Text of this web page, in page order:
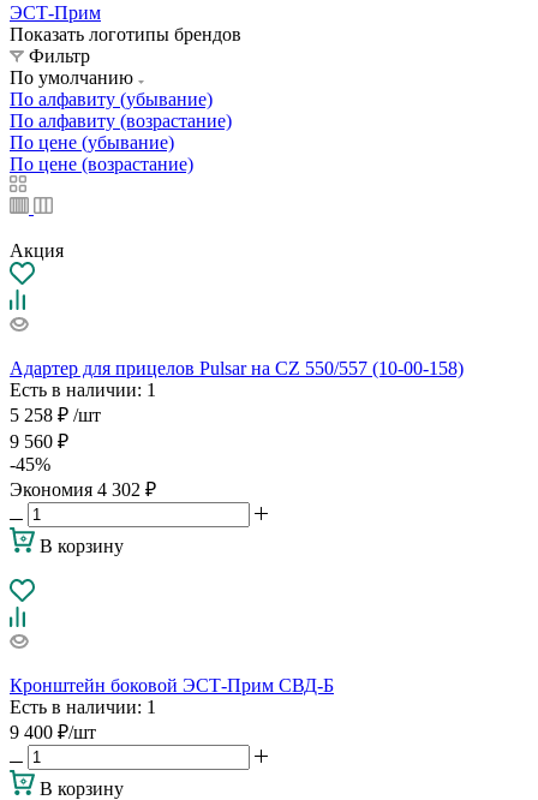
ЭСТ-Прим
Показать логотипы брендов
Фильтр
По умолчанию
По алфавиту (убывание)
По алфавиту (возрастание)
По цене (убывание)
По цене (возрастание)
Акция
Адартер для прицелов Pulsar на CZ 550/557 (10-00-158)
Есть в наличии: 1
5 258 ₽ /шт
9 560 ₽
-45%
Экономия 4 302 ₽
В корзину
Кронштейн боковой ЭСТ-Прим СВД-Б
Есть в наличии: 1
9 400 ₽/шт
В корзину